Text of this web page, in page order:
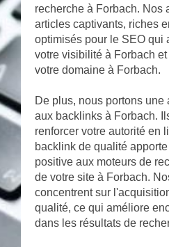
recherche à Forbach. Nos
articles captivants, riches
optimisés pour le SEO qui
votre visibilité à Forbach
votre domaine à Forbach.
De plus, nous portons
aux backlinks à Forbach.
renforcer votre autorité en
backlink de qualité
positive aux moteurs de
de votre site à Forbach.
concentrent sur
qualité, ce qui améliore
dans les résultats de